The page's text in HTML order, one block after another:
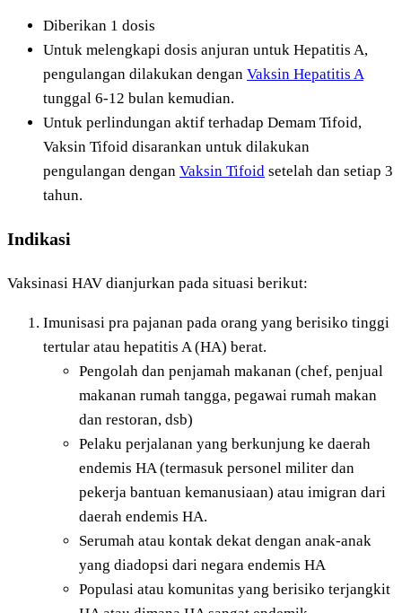
Diberikan 1 dosis
Untuk melengkapi dosis anjuran untuk Hepatitis A,
pengulangan dilakukan dengan Vaksin Hepatitis A
tunggal 6-12 bulan kemudian.
Untuk perlindungan aktif terhadap Demam Tifoid,
Vaksin Tifoid disarankan untuk dilakukan
pengulangan dengan Vaksin Tifoid setelah dan setiap 3
tahun.
Indikasi
Vaksinasi HAV dianjurkan pada situasi berikut:
Imunisasi pra pajanan pada orang yang berisiko tinggi
tertular atau hepatitis A (HA) berat.
Pengolah dan penjamah makanan (chef, penjual
makanan rumah tangga, pegawai rumah makan
dan restoran, dsb)
Pelaku perjalanan yang berkunjung ke daerah
endemis HA (termasuk personel militer dan
pekerja bantuan kemanusiaan) atau imigran dari
daerah endemis HA.
Serumah atau kontak dekat dengan anak-anak
yang diadopsi dari negara endemis HA
Populasi atau komunitas yang berisiko terjangkit